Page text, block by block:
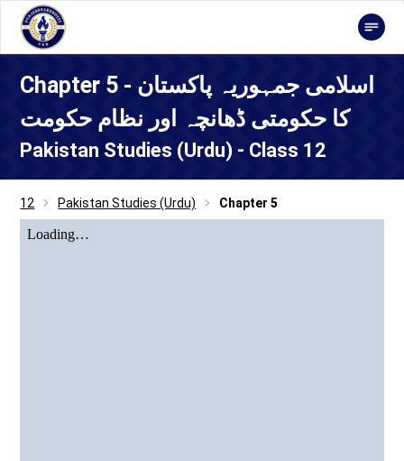
Chapter 5 - اسلامی جمہوریہ پاکستان
کا حکومتی ڈھانچہ اور نظام حکومت
Pakistan Studies (Urdu) - Class 12
12 Pakistan Studies (Urdu) Chapter 5